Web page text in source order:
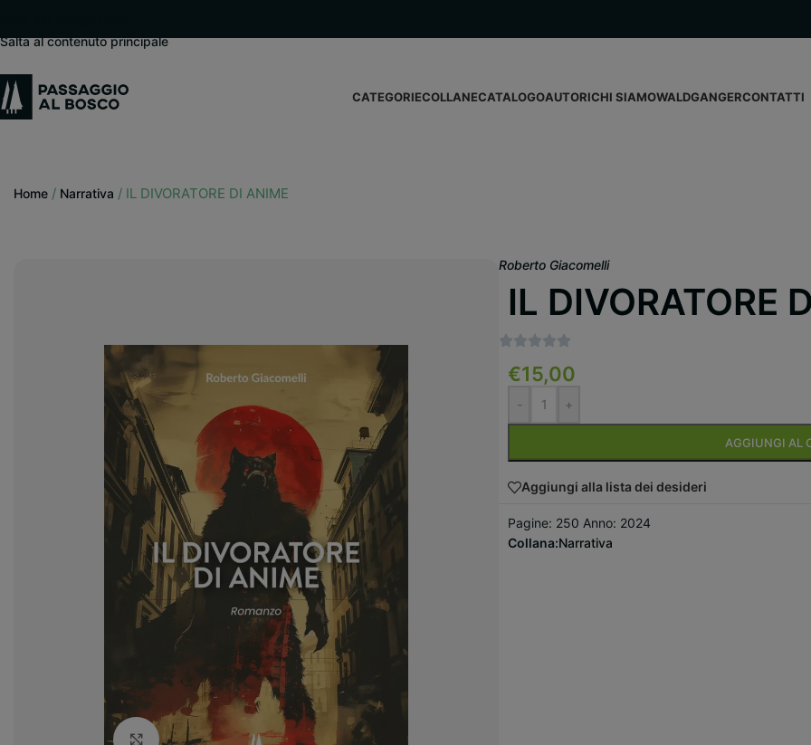
Salta al contenuto principale
CATEGORIECOLLANECATALOGOAUTORICHI SIAMOWALDGANGERCONTATTI
Home / Narrativa / IL DIVORATORE DI ANIME
Clicca per ingrandire
Roberto Giacomelli
IL DIVORATORE
€15,00
- +
AGGIUNGI AL
Aggiungi alla lista dei desideri
Pagine: 250 Anno: 2024
Collana:Narrativa